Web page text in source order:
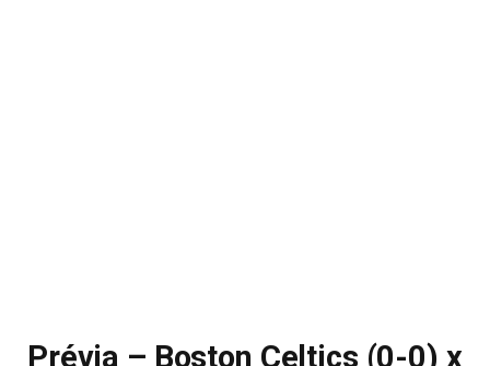
Prévia – Boston Celtics (0-0) x